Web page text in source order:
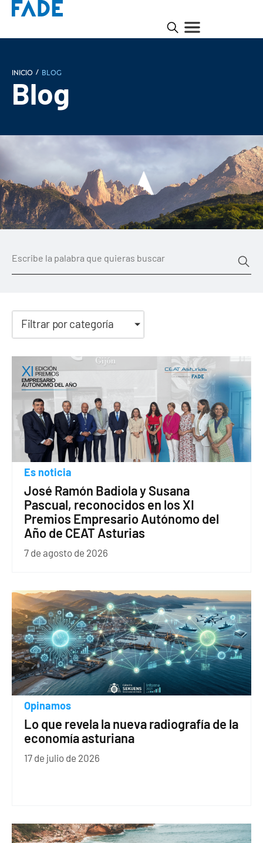
INICIO / Blog
Blog
Filtrar por categoría
Es noticia
José Ramón Badiola y Susana
Pascual, reconocidos en los XI
Premios Empresario Autónomo del
Año de CEAT Asturias
7 de agosto de 2026
Opinamos
Lo que revela la nueva radiografía de la
economía asturiana
17 de julio de 2026